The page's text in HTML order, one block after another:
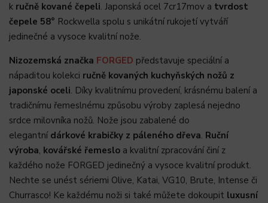
k ručně kované čepeli. Japonská ocel 7cr17mov a tvrdost
čepele 58° Rockwella spolu s unikátní rukojetí vytváří
jedinečné a vysoce kvalitní nože.
Nizozemská značka FORGED představuje speciální a
nápaditou kolekci ručně kovaných kuchyňských nožů z
japonské oceli. Díky kvalitnímu provedení, krásnému balení a
tradičnímu řemeslnému způsobu výroby zaplesá nejedno
srdce milovníka nožů. Nože jsou zabalené do
elegantní dárkové krabičky z páleného dřeva. Ruční
výroba, kovářské řemeslo a kvalitní zpracování činí z
každého nože FORGED jedinečný a vysoce kvalitní produkt.
Nechte se unést sériemi Olive, Katai, VG10, Brute, Intense či
Churrasco! Ke každému noži si také můžete dokoupit luxusní